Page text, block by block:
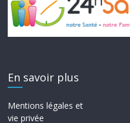
En savoir plus
Mentions légales et
vie privée